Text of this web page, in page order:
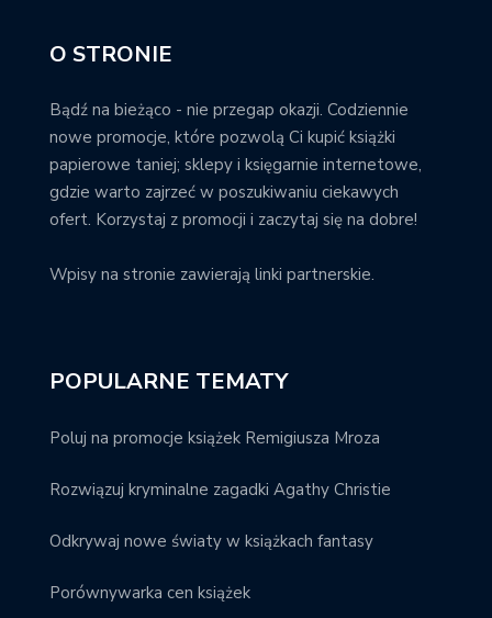
O STRONIE
Bądź na bieżąco - nie przegap okazji. Codziennie
nowe promocje, które pozwolą Ci kupić książki
papierowe taniej; sklepy i księgarnie internetowe,
gdzie warto zajrzeć w poszukiwaniu ciekawych
ofert. Korzystaj z promocji i zaczytaj się na dobre!
Wpisy na stronie zawierają linki partnerskie.
POPULARNE TEMATY
Poluj na promocje książek Remigiusza Mroza
Rozwiązuj kryminalne zagadki Agathy Christie
Odkrywaj nowe światy w książkach fantasy
Porównywarka cen książek